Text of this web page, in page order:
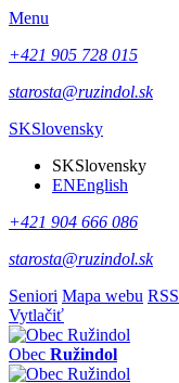
Menu
+421 905 728 015
starosta@ruzindol.sk
SKSlovensky
SKSlovensky
ENEnglish
+421 904 666 086
starosta@ruzindol.sk
Seniori Mapa webu RSS
Vytlačiť
Obec Ružindol